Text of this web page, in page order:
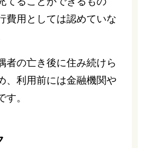
費用としては認めていな
者の亡き後に住み続けら
、利用前には金融機関や
。